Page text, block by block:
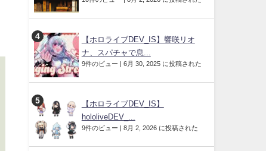
【ホロライブDEV_IS】響咲リオ
ナ、スパチャで息...
9件のビュー 6月 30, 2025 に投稿された
【ホロライブDEV_IS】
hololiveDEV_...
9件のビュー 8月 2, 2026 に投稿された